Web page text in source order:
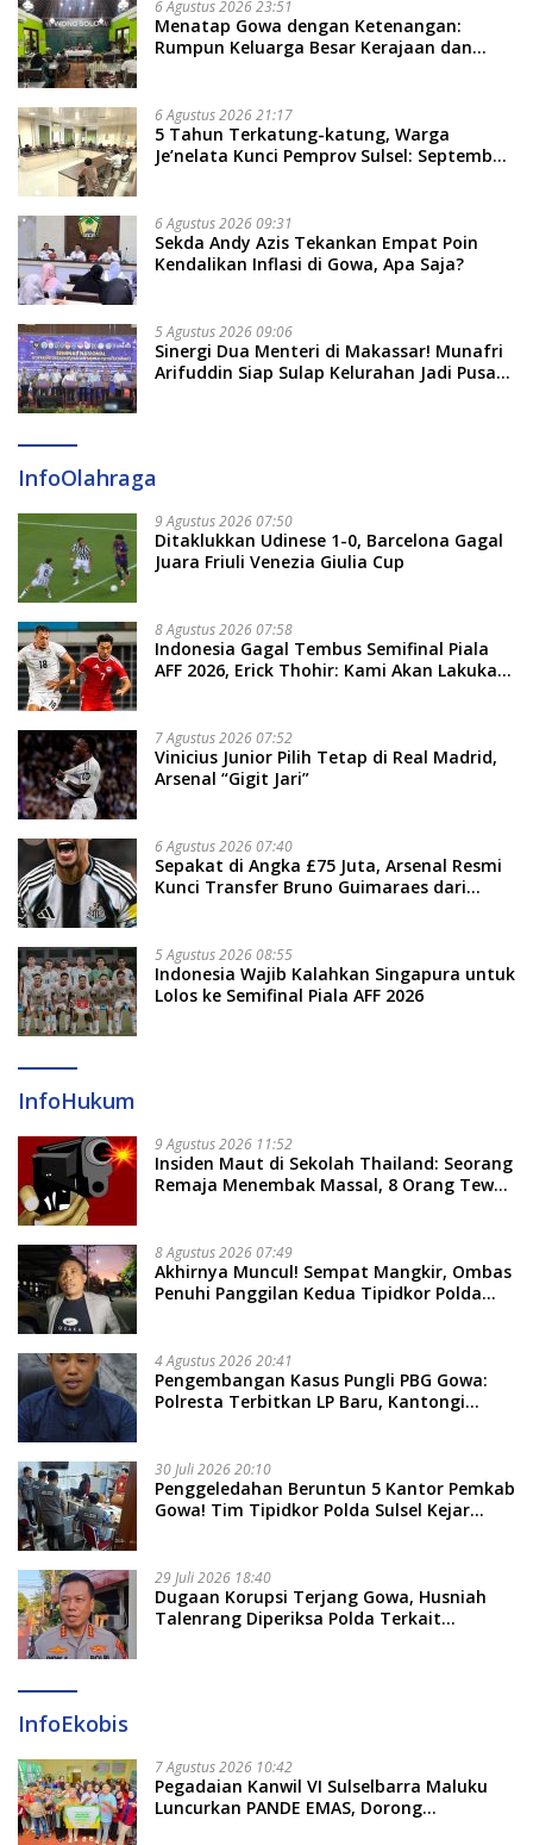
6 Agustus 2026 23:51
Menatap Gowa dengan Ketenangan:
Rumpun Keluarga Besar Kerajaan dan
Soal Adat dan Adab
6 Agustus 2026 21:17
5 Tahun Terkatung-katung, Warga
Je’nelata Kunci Pemprov Sulsel: September
6 Agustus 2026 09:31
Sekda Andy Azis Tekankan Empat Poin
Kendalikan Inflasi di Gowa, Apa Saja?
5 Agustus 2026 09:06
Sinergi Dua Menteri di Makassar! Munafri
Arifuddin Siap Sulap Kelurahan Jadi Pusat
InfoOlahraga
9 Agustus 2026 07:50
Ditaklukkan Udinese 1-0, Barcelona Gagal
Juara Friuli Venezia Giulia Cup
8 Agustus 2026 07:58
Indonesia Gagal Tembus Semifinal Piala
AFF 2026, Erick Thohir: Kami Akan Lakukan
7 Agustus 2026 07:52
Vinicius Junior Pilih Tetap di Real Madrid,
Arsenal “Gigit Jari”
6 Agustus 2026 07:40
Sepakat di Angka £75 Juta, Arsenal Resmi
Kunci Transfer Bruno Guimaraes dari
5 Agustus 2026 08:55
Indonesia Wajib Kalahkan Singapura untuk
Lolos ke Semifinal Piala AFF 2026
InfoHukum
9 Agustus 2026 11:52
Insiden Maut di Sekolah Thailand: Seorang
Remaja Menembak Massal, 8 Orang Tewas
8 Agustus 2026 07:49
Akhirnya Muncul! Sempat Mangkir, Ombas
Penuhi Panggilan Kedua Tipidkor Polda
4 Agustus 2026 20:41
Pengembangan Kasus Pungli PBG Gowa:
Polresta Terbitkan LP Baru, Kantongi
30 Juli 2026 20:10
Penggeledahan Beruntun 5 Kantor Pemkab
Gowa! Tim Tipidkor Polda Sulsel Kejar
29 Juli 2026 18:40
Dugaan Korupsi Terjang Gowa, Husniah
Talenrang Diperiksa Polda Terkait
InfoEkobis
7 Agustus 2026 10:42
Pegadaian Kanwil VI Sulselbarra Maluku
Luncurkan PANDE EMAS, Dorong